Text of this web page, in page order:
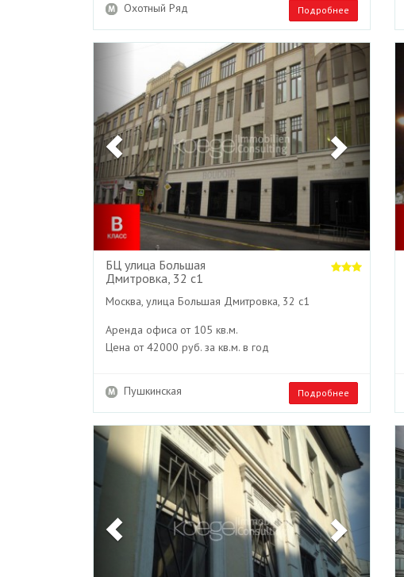
Охотный Ряд Подробнее
Next
БЦ улица Большая
Дмитровка, 32 с1
Москва, улица Большая Дмитровка, 32 с1
Аренда офиса от 105 кв.м.
Цена от 42000 руб. за кв.м. в год
Пушкинская Подробнее
Previous Next